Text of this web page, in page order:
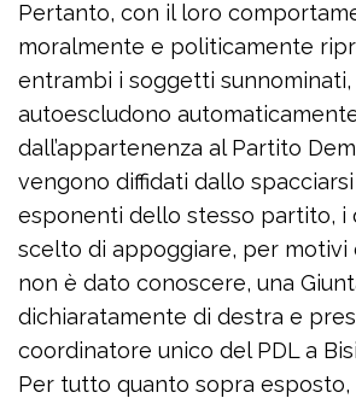
Pertanto, con il loro
moralmente e politicamente
entrambi i soggetti sunnominati,
autoescludono
dall’appartenenza al Partito
vengono diffidati dallo
esponenti dello stesso partito, i
scelto di appoggiare, per motivi
non è dato conoscere, una
dichiaratamente di destra e
coordinatore unico del PDL a
Per tutto quanto sopra esposto,